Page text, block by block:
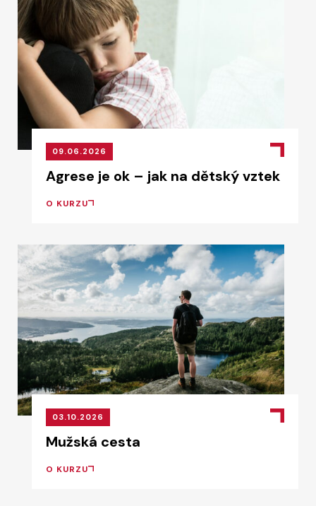
09.06.2026
Agrese je ok – jak na dětský vztek
O KURZU
03.10.2026
Mužská cesta
O KURZU